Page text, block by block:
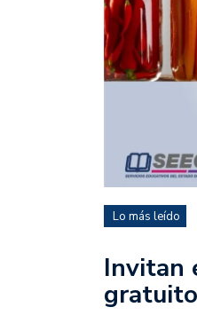
Lo más leído
Invitan